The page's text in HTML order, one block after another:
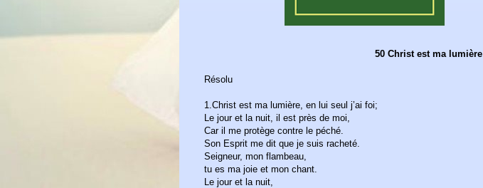
50 Christ est ma lumière
Résolu
1.Christ est ma lumière, en lui seul j’ai foi;
Le jour et la nuit, il est près de moi,
Car il me protège contre le péché.
Son Esprit me dit que je suis racheté.
Seigneur, mon flambeau,
tu es ma joie et mon chant.
Le jour et la nuit,